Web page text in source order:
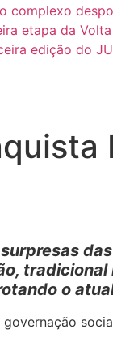
complexo
etapa da
edição do
o